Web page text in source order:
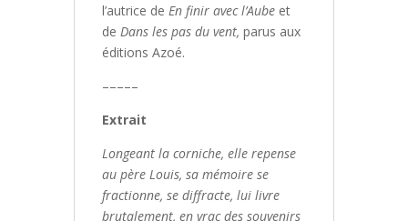
l’autrice de En finir avec l’Aubeet
de Dans les pas du vent, parus aux
éditions Azoé.
–––––
Extrait
Longeant la corniche, elle repense
au père Louis, sa mémoire se
fractionne, se diffracte, lui livre
brutalement, en vrac des souvenirs